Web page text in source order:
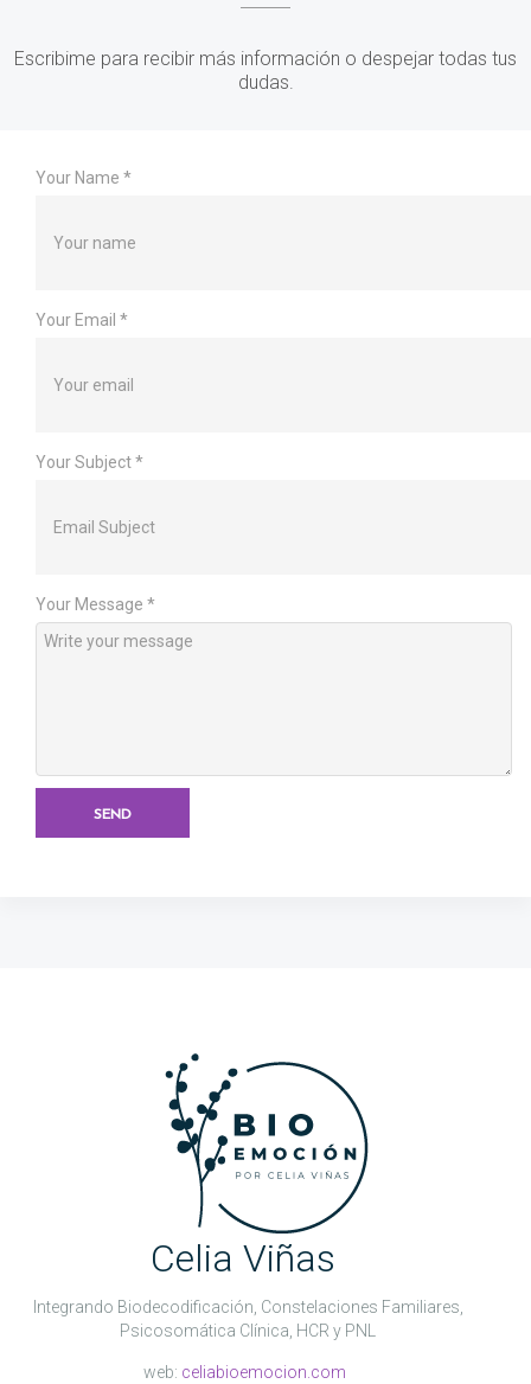
Escribime para recibir más información o despejar todas tus
dudas.
Your Name *
Your Email *
Your Subject*
Your Message *
SEND
Celia Viñas
Integrando Biodecodificación, Constelaciones Familiares,
Psicosomática Clínica, HCR y PNL
web: celiabioemocion.com